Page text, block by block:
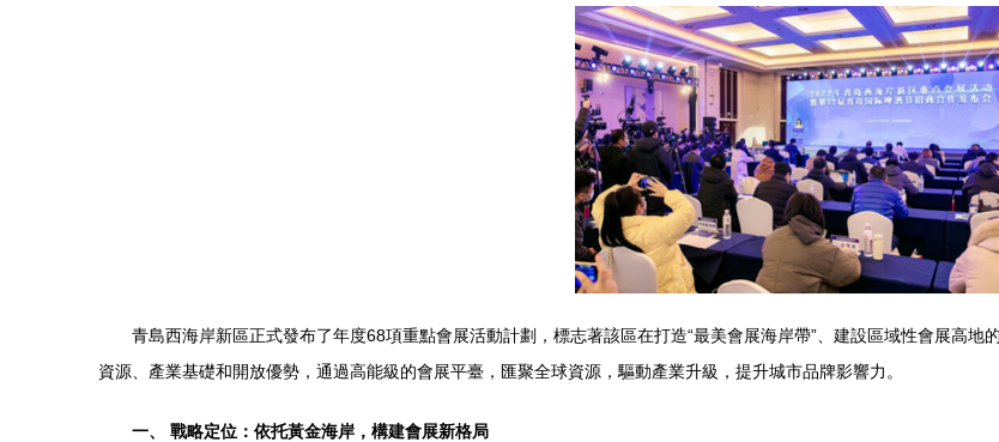
青島西海岸新區正式發布了年度68項重點會展活動計劃，標志著該區在打造“最美會展海岸帶”、建設區域性會展高
資源、產業基礎和開放優勢，通過高能級的會展平臺，匯聚全球資源，驅動產業升級，提升城市品牌影響力。
一、 戰略定位：依托黃金海岸，構建會展新格局